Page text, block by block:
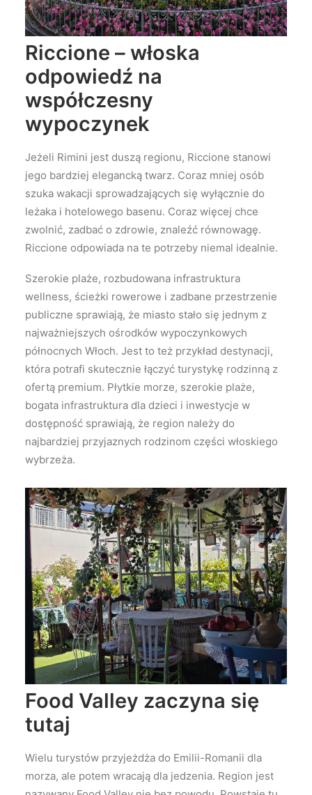
Riccione – włoska
odpowiedź na
współczesny
wypoczynek
Jeżeli Rimini jest duszą regionu, Riccione stanowi
jego bardziej elegancką twarz. Coraz mniej osób
szuka wakacji sprowadzających się wyłącznie do
leżaka i hotelowego basenu. Coraz więcej chce
zwolnić, zadbać o zdrowie, znaleźć równowagę.
Riccione odpowiada na te potrzeby niemal idealnie.
Szerokie plaże, rozbudowana infrastruktura
wellness, ścieżki rowerowe i zadbane przestrzenie
publiczne sprawiają, że miasto stało się jednym z
najważniejszych ośrodków wypoczynkowych
północnych Włoch. Jest to też przykład destynacji,
która potrafi skutecznie łączyć turystykę rodzinną z
ofertą premium. Płytkie morze, szerokie plaże,
bogata infrastruktura dla dzieci i inwestycje w
dostępność sprawiają, że region należy do
najbardziej przyjaznych rodzinom części włoskiego
wybrzeża.
Food Valley zaczyna się
tutaj
Wielu turystów przyjeżdża do Emilii-Romanii dla
morza, ale potem wracają dla jedzenia. Region jest